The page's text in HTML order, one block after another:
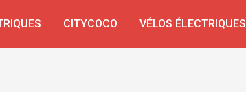
CITYCOCO VÉLOS ÉLECTRIQUES